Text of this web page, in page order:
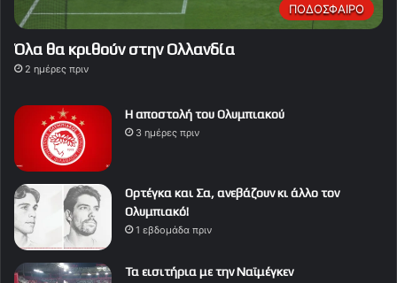
ΠΟΔΟΣΦΑΙΡΟ
Όλα θα κριθούν στην Ολλανδία
2 ημέρες πριν
Η αποστολή του Ολυμπιακού
3 ημέρες πριν
Ορτέγκα και Σα, ανεβάζουν κι άλλο τον
Ολυμπιακό!
1 εβδομάδα πριν
Τα εισιτήρια με την Ναϊμέγκεν